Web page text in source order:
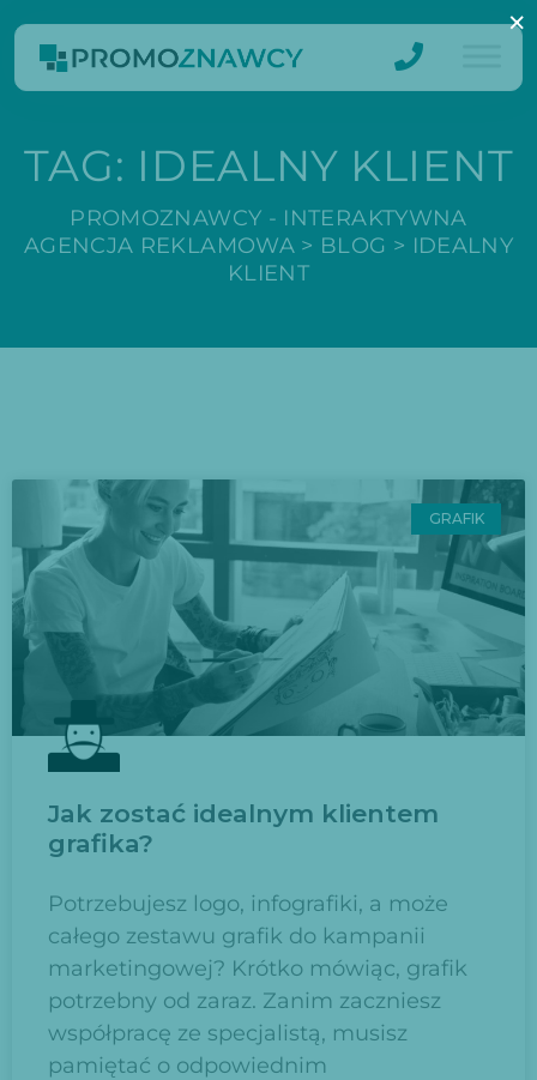
TAG: IDEALNY KLIENT
PROMOZNAWCY - INTERAKTYWNA
AGENCJA REKLAMOWA> BLOG > IDEALNY
KLIENT
GRAFIK
Jak zostać idealnym klientem
grafika?
Potrzebujesz logo, infografiki, a może
całego zestawu grafik do kampanii
marketingowej? Krótko mówiąc, grafik
potrzebny od zaraz. Zanim zaczniesz
współpracę ze specjalistą, musisz
pamiętać o odpowiednim
×